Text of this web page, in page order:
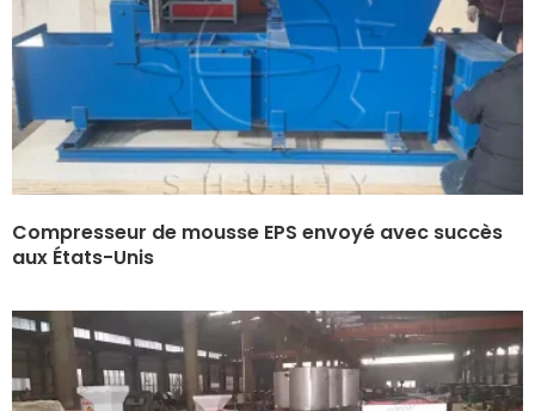
Compresseur de mousse EPS envoyé avec succès
aux États-Unis